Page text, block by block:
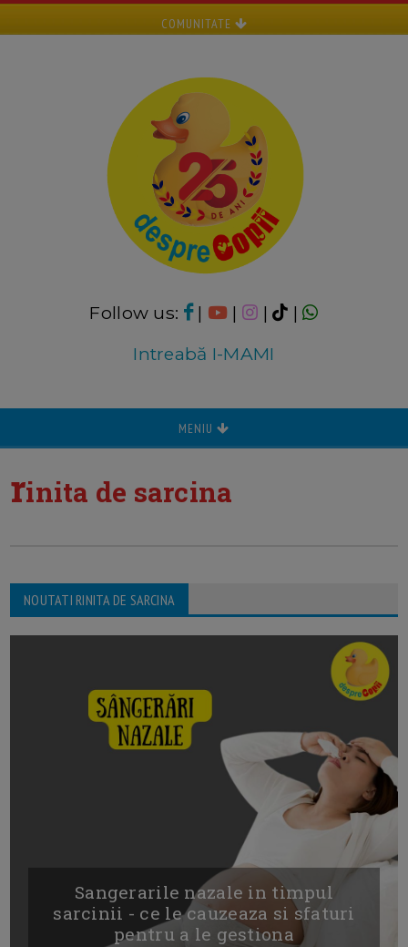
COMUNITATE
Follow us: | | |
|
Intreabă I-MAMI
MENIU
rinita de sarcina
NOUTATI RINITA DE SARCINA
Sangerarile nazale in timpul
sarcinii - ce le cauzeaza si sfaturi
pentru a le gestiona